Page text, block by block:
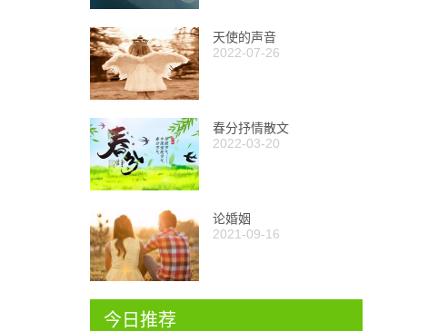
天使的声音
2022-07-26
春分抒情散文
2022-03-20
论婚姻
2021-09-16
今日推荐